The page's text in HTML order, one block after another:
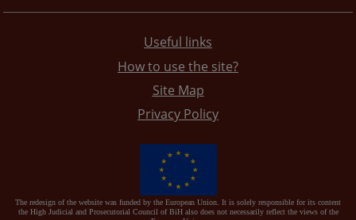
Useful links
How to use the site?
Site Map
Privacy Policy
The redesign of the website was funded by the European Union. It is solely responsible for its content
the High Judicial and Prosecutorial Council of BiH also does not necessarily reflect the views of the